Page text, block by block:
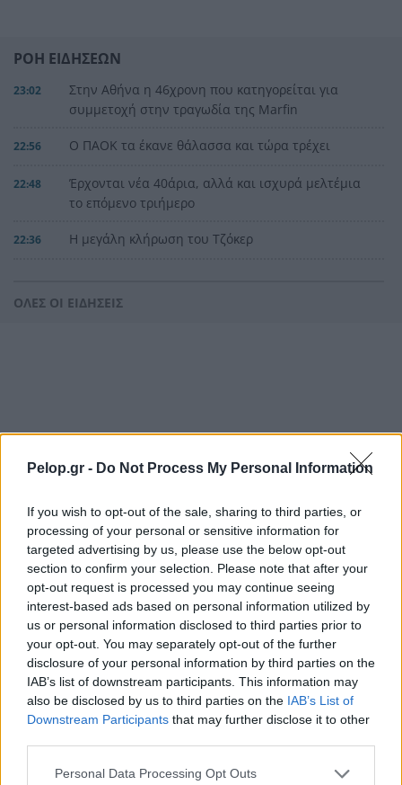
Pelop.gr - Do Not Process My Personal Information
If you wish to opt-out of the sale, sharing to third parties, or
processing of your personal or sensitive information for
targeted advertising by us, please use the below opt-out
section to confirm your selection. Please note that after your
opt-out request is processed you may continue seeing
interest-based ads based on personal information utilized by
us or personal information disclosed to third parties prior to
your opt-out. You may separately opt-out of the further
disclosure of your personal information by third parties on the
IAB’s list of downstream participants. This information may
also be disclosed by us to third parties on the IAB’s List of
Downstream Participants that may further disclose it to other
Please note that this website/app uses one or more Google
Personal Data Processing Opt Outs
ΡΟΗ ΕΙΔΗΣΕΩΝ
23:02
Στην Αθήνα η 46χρονη που κατηγορείται για
συμμετοχή στην τραγωδία της Marfin
22:56 Ο ΠΑΟΚ τα έκανε θάλασσα και τώρα τρέχει
22:48
Έρχονται νέα 40άρια, αλλά και ισχυρά μελτέμια
το επόμενο τριήμερο
22:36 Η μεγάλη κλήρωση του Τζόκερ
Νικολάου, ΦΩΤΟ
σημάδια ζωής», συγκλονίζει ο ναυαγοσώστης
για τον πνιγμό στα Μάλια
Ο καύσωνας λιώνει τους Σλοβάκους, ρεκόρ με
42,2 βαθμούς Κελσίου
21:24
Άρτα: Συνελήφθησαν ο διευθυντής κι ο τεχνικός
ασφαλείας του ΔΕΔΔΗΕ
21:12
Τραγικό περιστατικό, τράκαρε με αγριογούρουνο
στη Β. Εύβοια και έχασε τη ζωή του
21:00
Αλλάζουν τα πάντα στη Δανία λόγω της
τεχνικής νοημοσύνης, οι μαθητές θα
παρουσιάσουν προφορικά τις εργασίες τους
ΟΛΕΣ ΟΙ ΕΙΔΗΣΕΙΣ